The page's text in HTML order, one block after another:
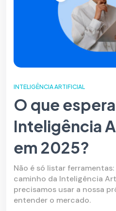
INTELIGÊNCIA ARTIFICIAL
O que
Inteligência
em 2025?
Não é só listar
caminho da Inteligência
precisamos usar a nossa
entender o mercado.